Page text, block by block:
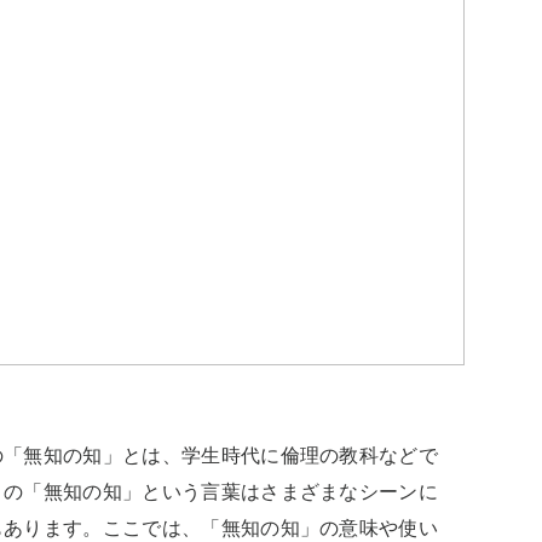
無知の知」とは、学生時代に倫理の教科などで
「無知の知」という言葉はさまざまなシーンに
ります。ここでは、「無知の知」の意味や使い